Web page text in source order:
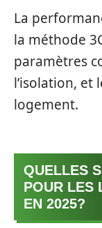
La
la méthode
paramètres
l’isolation, et
logement.
QUELLES
POUR LES
EN 2025?